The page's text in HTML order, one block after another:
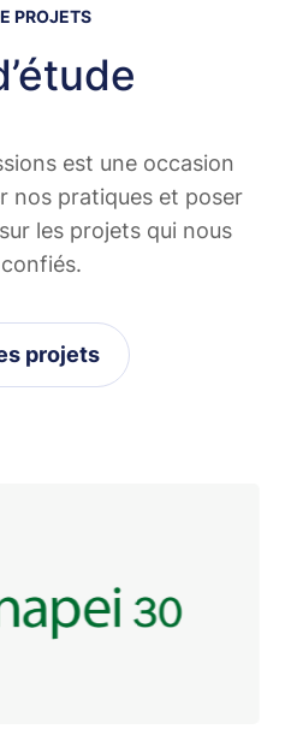
PROJETS
est une occasion
nos pratiques et poser
les projets qui nous
projets